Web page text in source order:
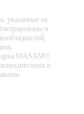
на
и
MASAM©
и